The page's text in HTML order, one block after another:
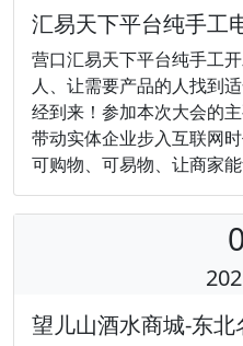
汇易天下平台纯手工
营口汇易天下平台纯手工
人、让需要产品的人找到
经到来！参加本次大会的
带动实体企业步入互联网
可购物、可易物、让商家
望儿山酒水商城-东北